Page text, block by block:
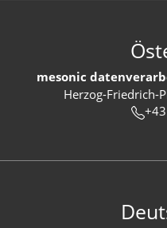
mesonic
Herzog-Friedrich-